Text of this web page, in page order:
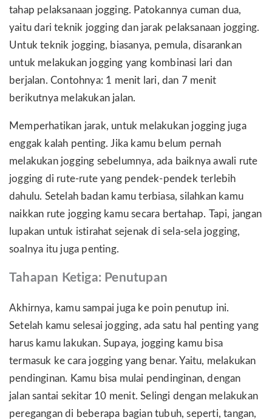
tahap pelaksanaan jogging. Patokannya cuman dua,
yaitu dari teknik jogging dan jarak pelaksanaan jogging.
Untuk teknik jogging, biasanya, pemula, disarankan
untuk melakukan jogging yang kombinasi lari dan
berjalan. Contohnya: 1 menit lari, dan 7 menit
berikutnya melakukan jalan.
Memperhatikan jarak, untuk melakukan jogging juga
enggak kalah penting. Jika kamu belum pernah
melakukan jogging sebelumnya, ada baiknya awali rute
jogging di rute-rute yang pendek-pendek terlebih
dahulu. Setelah badan kamu terbiasa, silahkan kamu
naikkan rute jogging kamu secara bertahap. Tapi, jangan
lupakan untuk istirahat sejenak di sela-sela jogging,
soalnya itu juga penting.
Tahapan Ketiga: Penutupan
Akhirnya, kamu sampai juga ke poin penutup ini.
Setelah kamu selesai jogging, ada satu hal penting yang
harus kamu lakukan. Supaya, jogging kamu bisa
termasuk ke cara jogging yang benar. Yaitu, melakukan
pendinginan. Kamu bisa mulai pendinginan, dengan
jalan santai sekitar 10 menit. Selingi dengan melakukan
peregangan di beberapa bagian tubuh, seperti, tangan,